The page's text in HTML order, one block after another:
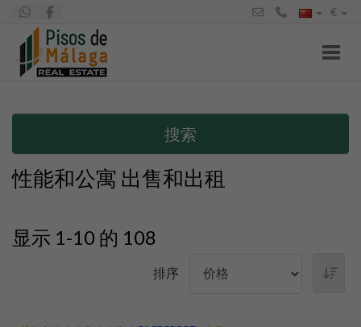
€
搜索
性能和公寓 出售和出租
显示 1-10 的 108
排序